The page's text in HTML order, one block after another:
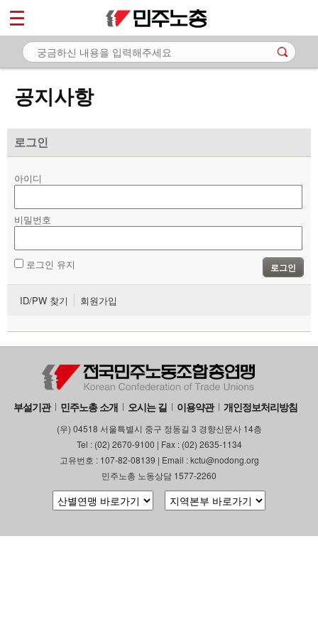
공지사항
로그인
아이디
비밀번호
로그인 유지 로그인
ID/PW 찾기 회원가입
부설기관 민주노총 소개 오시는 길 이용약관 개인정보처리방침
(우) 04518 서울특별시 중구 정동길 3 경향신문사 14층
Tel : (02) 2670-9100 | Fax : (02) 2635-1134
고유번호 : 107-82-08139 | Email : kctu@nodong.org
민주노총 노동상담 1577-2260
마이페이지
소개
- 공지사항
- 성명·보도
자료
부설기관
업무